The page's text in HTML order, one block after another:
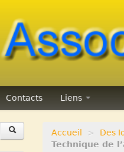
Contacts Liens
Accueil > Des
Technique de